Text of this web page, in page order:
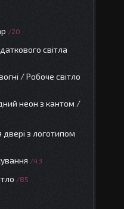
20
світла
/ Робоче світло
неон з кантом /
двері з логотипом
43
85